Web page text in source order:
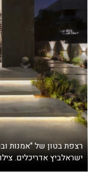
רצפת בטון של "אמנות
ישראלביץ אדריכלים.